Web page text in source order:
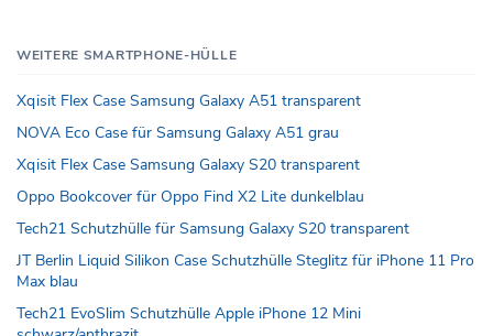
WEITERE SMARTPHONE-HÜLLE
Xqisit Flex Case Samsung Galaxy A51 transparent
NOVA Eco Case für Samsung Galaxy A51 grau
Xqisit Flex Case Samsung Galaxy S20 transparent
Oppo Bookcover für Oppo Find X2 Lite dunkelblau
Tech21 Schutzhülle für Samsung Galaxy S20 transparent
JT Berlin Liquid Silikon Case Schutzhülle Steglitz für iPhone 11 Pro
Max blau
Tech21 EvoSlim Schutzhülle Apple iPhone 12 Mini